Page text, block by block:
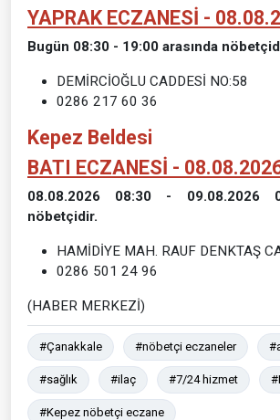
YAPRAK ECZANESİ -
Bugün 08:30 - 19:00 arasında
DEMİRCİOĞLU CADDESİ NO:58
0286 217 60 36
Kepez Beldesi
BATI ECZANESİ -
08.08.2026 08:30 - 09.08.2026
nöbetçidir.
HAMİDİYE MAH. RAUF DENKTAŞ
0286 501 24 96
(HABER MERKEZİ)
#Çanakkale #nöbetçi eczaneler
#sağlık #ilaç #7/24 hizmet
#Kepez nöbetçi eczane